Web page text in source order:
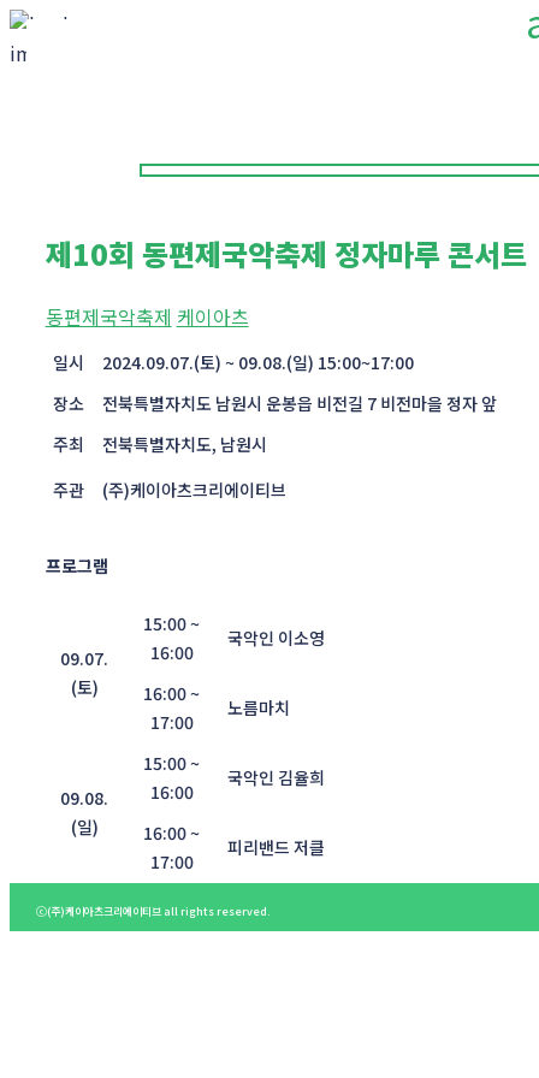
제10회 동편제국악축제 정자마루 콘서트
동편제국악축제 케이아츠
일시
2024.09.07.(토) ~ 09.08.(일) 15:00~17:00
장소
전북특별자치도 남원시 운봉읍 비전길 7 비전마을 정자 앞
주최
전북특별자치도, 남원시
주관
(주)케이아츠크리에이티브
프로그램
09.07.
(토)
15:00 ~
16:00
국악인 이소영
16:00 ~
17:00
노름마치
09.08.
(일)
15:00 ~
16:00
국악인 김율희
16:00 ~
17:00
피리밴드 저클
ⓒ(주)케이아츠크리에이티브 all rights reserved.